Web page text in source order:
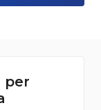
per